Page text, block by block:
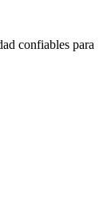
confiables para